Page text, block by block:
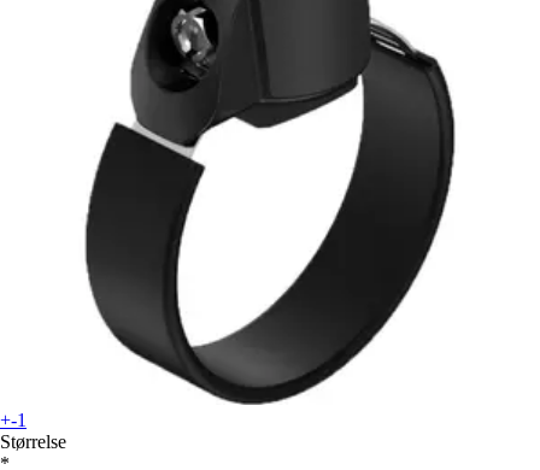
+-1
Størrelse
*